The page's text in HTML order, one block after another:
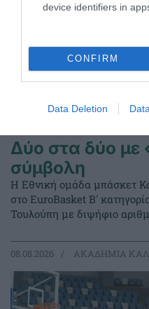
device identifiers in
CONFIRM
Data Deletion
Δύο στα δύο με
σύμβολη
Η Εθνική ομάδα μπάσκετ
στο EuroBasket Β'
Τουλούπη με διψήφιο
08.08.2026 ΑΚΑΔΗΜΙΑ